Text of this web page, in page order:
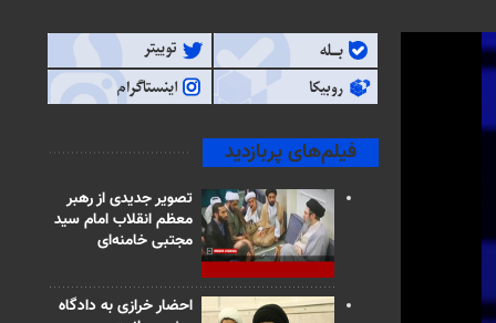
فیلم‌های پربازدید
تصویر جدیدی از رهبر
معظم انقلاب امام سید
مجتبی خامنه‌ای
احضار خرازی به دادگاه